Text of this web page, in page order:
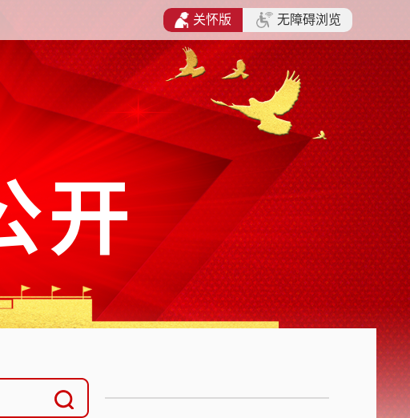
开
关怀版 无障碍浏览